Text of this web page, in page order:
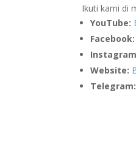
Ikuti kami di
YouTube:
Facebook:
Website:
Telegram: